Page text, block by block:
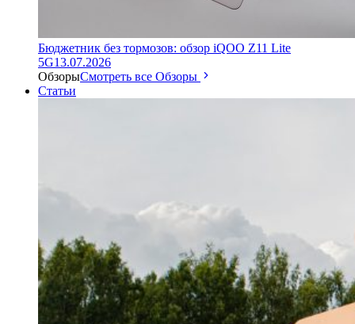
Бюджетник без тормозов: обзор iQOO Z11 Lite
5G13.07.2026
ОбзорыСмотреть все Обзоры
Статьи